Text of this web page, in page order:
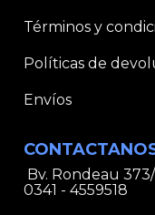
Términos y
Políticas de
Envíos
Bv. Rondeau 373/
0341 - 4559518